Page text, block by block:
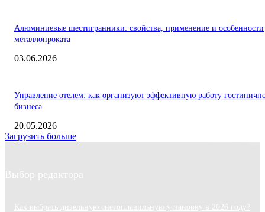
Алюминиевые шестигранники: свойства, применение и особенности
металлопроката
03.06.2026
Управление отелем: как организуют эффективную работу
бизнеса
20.05.2026
Загрузить больше
Выбор редактора
Как выбрать дизельную снегоплавильную установку в 2026 году?